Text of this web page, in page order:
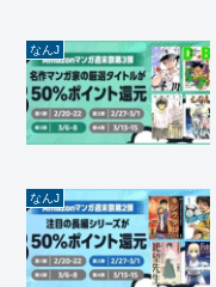
なんJ
なんJ